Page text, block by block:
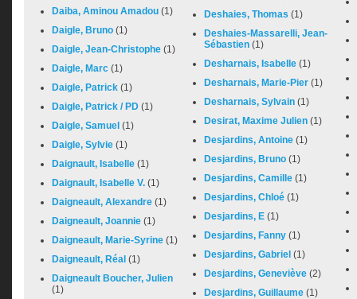
Daiba, Aminou Amadou (1)
Daigle, Bruno (1)
Daigle, Jean-Christophe (1)
Daigle, Marc (1)
Daigle, Patrick (1)
Daigle, Patrick / PD (1)
Daigle, Samuel (1)
Daigle, Sylvie (1)
Daignault, Isabelle (1)
Daignault, Isabelle V. (1)
Daigneault, Alexandre (1)
Daigneault, Joannie (1)
Daigneault, Marie-Syrine (1)
Daigneault, Réal (1)
Daigneault Boucher, Julien
(1)
Deshaies, Thomas (1)
Deshaies-Massarelli, Jean-
Sébastien (1)
Desharnais, Isabelle (1)
Desharnais, Marie-Pier (1)
Desharnais, Sylvain (1)
Desirat, Maxime Julien (1)
Desjardins, Antoine (1)
Desjardins, Bruno (1)
Desjardins, Camille (1)
Desjardins, Chloé (1)
Desjardins, E (1)
Desjardins, Fanny (1)
Desjardins, Gabriel (1)
Desjardins, Geneviève (2)
Desjardins, Guillaume (1)